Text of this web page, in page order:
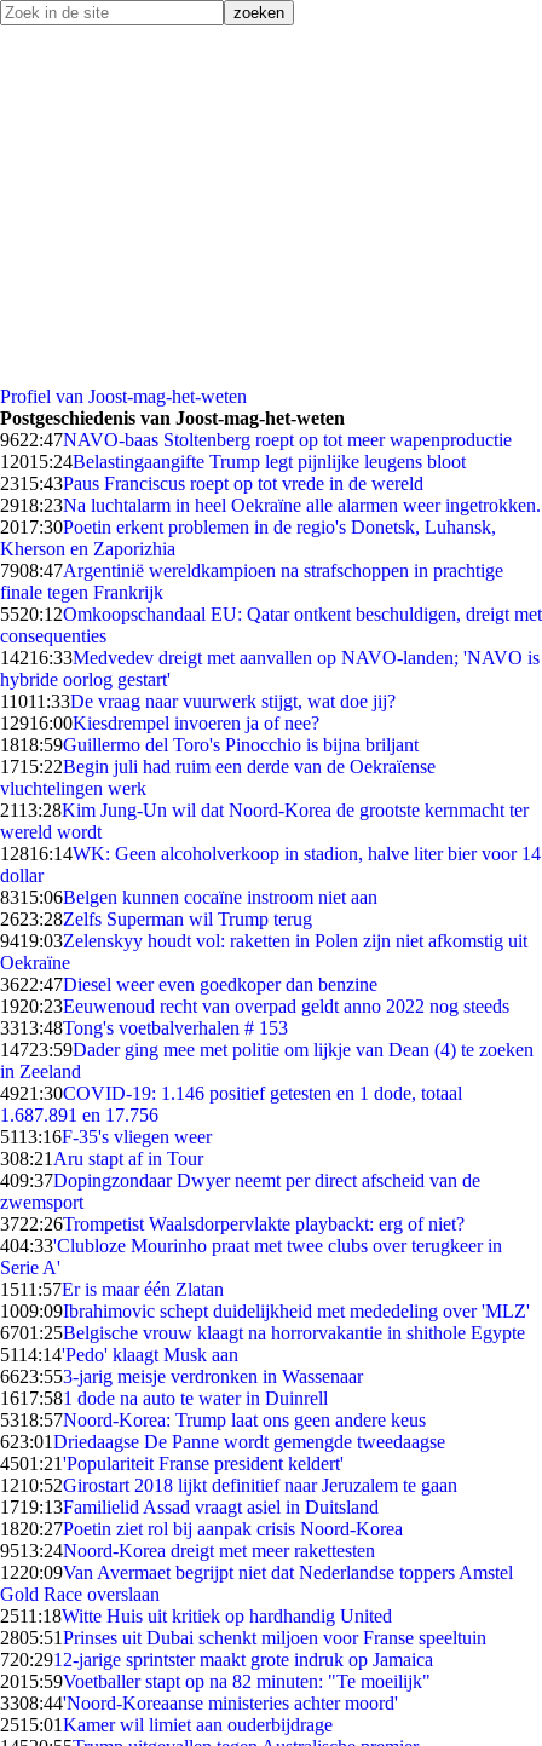
Profiel van Joost-mag-het-weten
Postgeschiedenis van Joost-mag-het-weten
9622:47NAVO-baas Stoltenberg roept op tot meer wapenproductie
12015:24Belastingaangifte Trump legt pijnlijke leugens bloot
2315:43Paus Franciscus roept op tot vrede in de wereld
2918:23Na luchtalarm in heel Oekraïne alle alarmen weer ingetrokken.
2017:30Poetin erkent problemen in de regio's Donetsk, Luhansk,
Kherson en Zaporizhia
7908:47Argentinië wereldkampioen na strafschoppen in prachtige
finale tegen Frankrijk
5520:12Omkoopschandaal EU: Qatar ontkent beschuldigen, dreigt met
consequenties
14216:33Medvedev dreigt met aanvallen op NAVO-landen; 'NAVO is
hybride oorlog gestart'
11011:33De vraag naar vuurwerk stijgt, wat doe jij?
12916:00Kiesdrempel invoeren ja of nee?
1818:59Guillermo del Toro's Pinocchio is bijna briljant
1715:22Begin juli had ruim een derde van de Oekraïense
vluchtelingen werk
2113:28Kim Jung-Un wil dat Noord-Korea de grootste kernmacht ter
wereld wordt
12816:14WK: Geen alcoholverkoop in stadion, halve liter bier voor 14
dollar
8315:06Belgen kunnen cocaïne instroom niet aan
2623:28Zelfs Superman wil Trump terug
9419:03Zelenskyy houdt vol: raketten in Polen zijn niet afkomstig uit
Oekraïne
3622:47Diesel weer even goedkoper dan benzine
1920:23Eeuwenoud recht van overpad geldt anno 2022 nog steeds
3313:48Tong's voetbalverhalen # 153
14723:59Dader ging mee met politie om lijkje van Dean (4) te zoeken
in Zeeland
4921:30COVID-19: 1.146 positief getesten en 1 dode, totaal
1.687.891 en 17.756
5113:16F-35's vliegen weer
308:21 Aru stapt af in Tour
409:37Dopingzondaar Dwyer neemt per direct afscheid van de
zwemsport
3722:26Trompetist Waalsdorpervlakte playbackt: erg of niet?
404:33'Clubloze Mourinho praat met twee clubs over terugkeer in
Serie A'
1511:57Er is maar één Zlatan
1009:09Ibrahimovic schept duidelijkheid met mededeling over 'MLZ'
6701:25Belgische vrouw klaagt na horrorvakantie in shithole Egypte
5114:14'Pedo' klaagt Musk aan
6623:553-jarig meisje verdronken in Wassenaar
1617:581 dode na auto te water in Duinrell
5318:57Noord-Korea: Trump laat ons geen andere keus
623:01Driedaagse De Panne wordt gemengde tweedaagse
4501:21'Populariteit Franse president keldert'
1210:52Girostart 2018 lijkt definitief naar Jeruzalem te gaan
1719:13Familielid Assad vraagt asiel in Duitsland
1820:27Poetin ziet rol bij aanpak crisis Noord-Korea
9513:24Noord-Korea dreigt met meer rakettesten
1220:09Van Avermaet begrijpt niet dat Nederlandse toppers Amstel
Gold Race overslaan
2511:18Witte Huis uit kritiek op hardhandig United
2805:51Prinses uit Dubai schenkt miljoen voor Franse speeltuin
720:2912-jarige sprintster maakt grote indruk op Jamaica
2015:59Voetballer stapt op na 82 minuten: "Te moeilijk"
3308:44'Noord-Koreaanse ministeries achter moord'
2515:01Kamer wil limiet aan ouderbijdrage